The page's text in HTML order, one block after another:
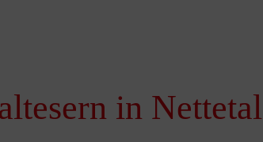
in Nettetal